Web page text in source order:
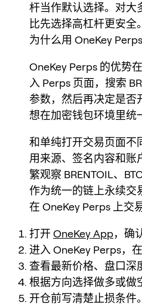
杆当作默认选择。对大
比先选择高杠杆更安全。
为什么用 OneKey Perps
OneKey Perps 的优势
入 Perps 页面，搜索
参数，然后再决定是否
想在加密钱包环境里统
和单纯打开交易页面不
用来源、签名内容和账
繁观察 BRENTOIL、
作为统一的链上永续交
在 OneKey Perps 上交
打开 OneKey App，确
进入 OneKey Perps，
查看最新价格、盘口深
根据方向选择做多或做
开仓前写清楚止损条件